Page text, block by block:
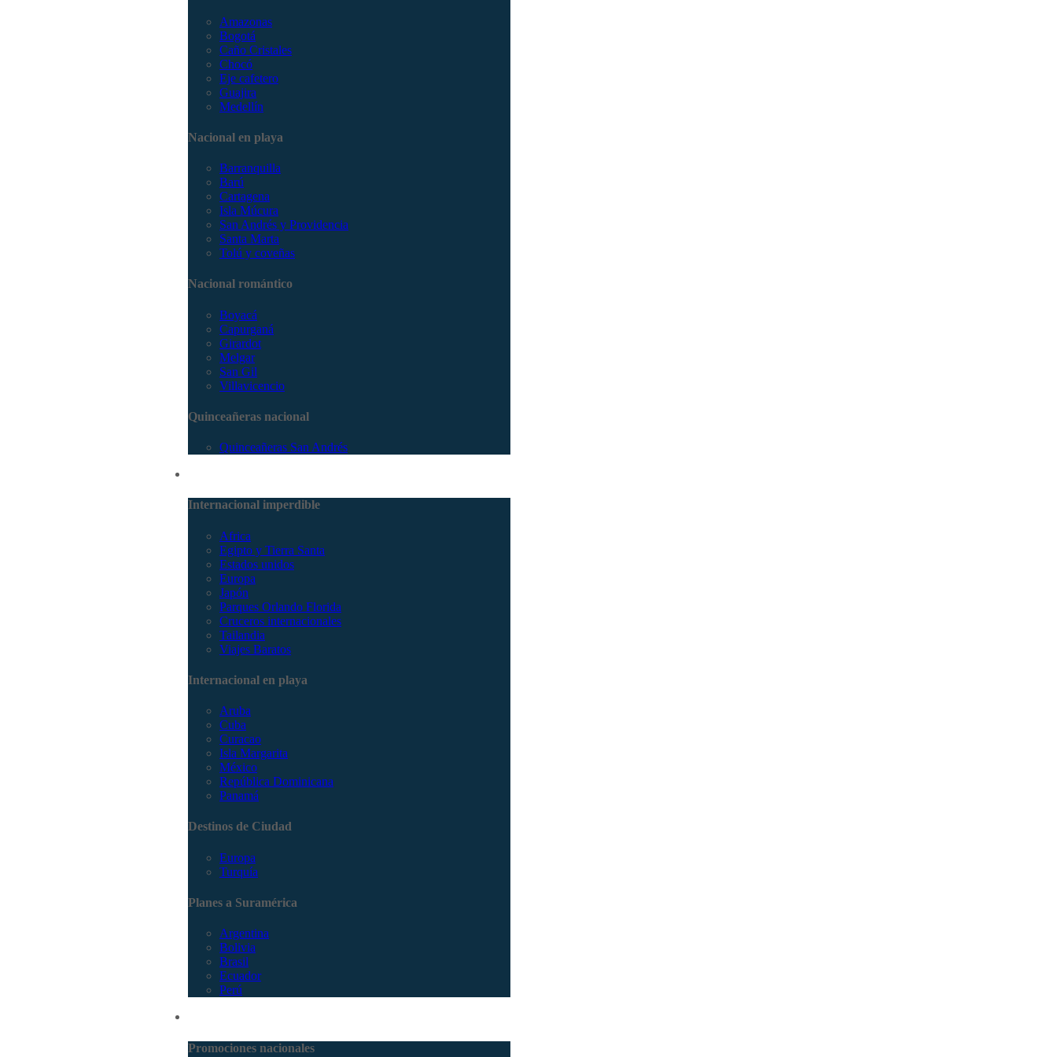
Amazonas
Bogotá
Caño Cristales
Chocó
Eje cafetero
Guajira
Medellín
Nacional en playa
Barranquilla
Barú
Cartagena
Isla Múcura
San Andrés y Providencia
Santa Marta
Tolú y coveñas
Nacional romántico
Boyacá
Capurganá
Girardot
Melgar
San Gil
Villavicencio
Quinceañeras nacional
Quinceañeras San Andrés
Internacional imperdible
Africa
Egipto y Tierra Santa
Estados unidos
Europa
Japón
Parques Orlando Florida
Cruceros internacionales
Tailandia
Viajes Baratos
Internacional en playa
Aruba
Cuba
Curacao
Isla Margarita
México
República Dominicana
Panamá
Destinos de Ciudad
Europa
Turquía
Planes a Suramérica
Argentina
Bolivia
Brasil
Ecuador
Perú
Promociones nacionales